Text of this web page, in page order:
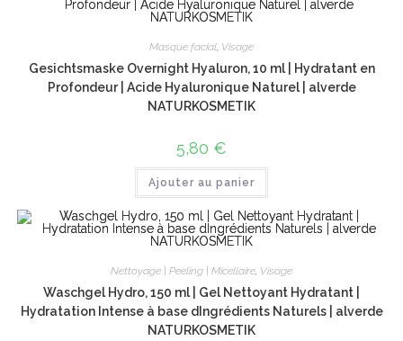
Masque facial, Visage
Gesichtsmaske Overnight Hyaluron, 10 ml | Hydratant en
Profondeur | Acide Hyaluronique Naturel | alverde
NATURKOSMETIK
5,80 €
Ajouter au panier
Nettoyage | Peeling | Micellaire Visage
Waschgel Hydro, 150 ml | Gel Nettoyant Hydratant |
Hydratation Intense à base dIngrédients Naturels | alverde
NATURKOSMETIK